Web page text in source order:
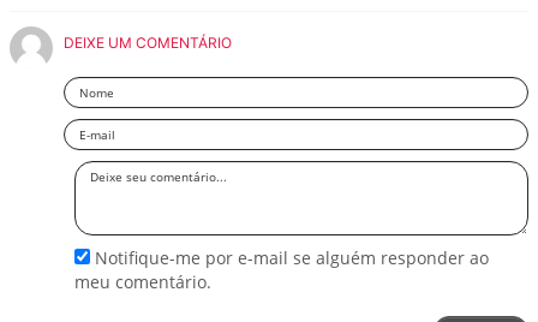
DEIXE UM COMENTÁRIO
Nome
Email
Deixe
Notifique-me por e-mail se alguém responder ao
meu comentário.